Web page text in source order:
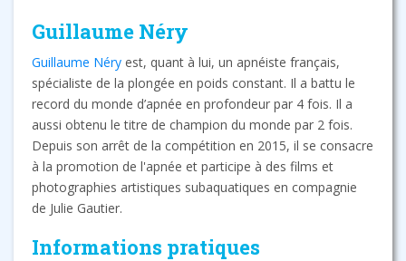
Guillaume Néry
Guillaume Néry est, quant à lui, un apnéiste français,
spécialiste de la plongée en poids constant. Il a battu le
record du monde d’apnée en profondeur par 4 fois. Il a
aussi obtenu le titre de champion du monde par 2 fois.
Depuis son arrêt de la compétition en 2015, il se consacre
à la promotion de l'apnée et participe à des films et
photographies artistiques subaquatiques en compagnie
de Julie Gautier.
Informations pratiques